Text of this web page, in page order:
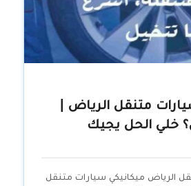
متنقل الرياض |
خلي الحل يجيك
الرياض ميكانيكي سيارات متنقل